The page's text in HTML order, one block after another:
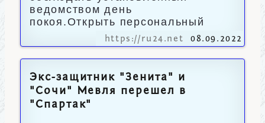
ведомством день
покоя.Открыть персональный
https://ru24.net 08.09.2022
Экс-защитник "Зенита" и
"Сочи" Мевля перешел в
"Спартак"